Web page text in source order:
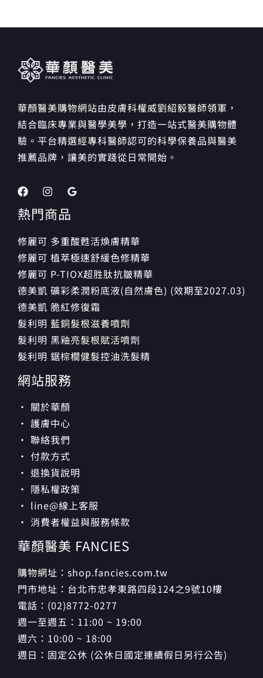
華顏醫美購物網站由皮膚科權威劉紹毅醫師領軍，
結合臨床專業與醫學美學，打造一站式醫美購物體
驗。平台精選經專科醫師認可的科學保養品與醫美
推薦品牌，讓美的實踐從日常開始。
熱門商品
修麗可 多重酸甦活煥膚精華
修麗可 植萃極速舒緩色修精華
修麗可 P-TIOX超胜肽抗皺精華
德美凱 礦彩柔潤粉底液(自然膚色) (效期至2027.03)
德美凱 脆紅修復霜
髮利明 藍銅髮根滋養噴劑
髮利明 黑釉亮髮根賦活噴劑
髮利明 鋸棕櫚健髮控油洗髮精
網站服務
· 關於華顏
· 護膚中心
· 聯絡我們
· 付款方式
· 退換貨說明
· 隱私權政策
· line@線上客服
· 消費者權益與服務條款
華顏醫美 FANCIES
購物網址：shop.fancies.com.tw
門市地址：台北市忠孝東路四段124之9號10樓
電話：(02)8772-0277
週一至週五：11:00 ~ 19:00
週六：10:00 ~ 18:00
週日：固定公休 (公休日國定連續假日另行公告)